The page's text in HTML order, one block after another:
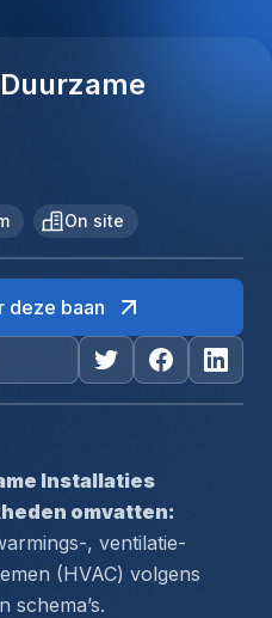
On site
deze baan
Installaties
omvatten:
, ventilatie-
(HVAC) volgens
schema’s.